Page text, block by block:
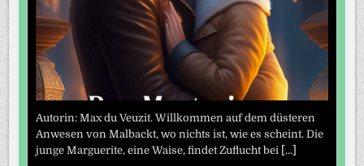
Autorin: Max du Veuzit. Willkommen auf dem düsteren
Anwesen von Malbackt, wo nichts ist, wie es scheint. Die
junge Marguerite, eine Waise, findet Zuflucht bei [...]